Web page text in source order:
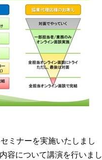
ミナーを実施いたしまし
容について講演を行いまし